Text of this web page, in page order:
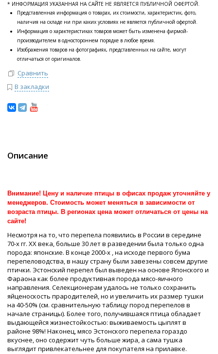
* ИНФОРМАЦИЯ УКАЗАННАЯ НА САЙТЕ НЕ ЯВЛЯЕТСЯ ПУБЛИЧНОЙ ОФЕРТОЙ.
Представленная информация о товарах, их стоимости, характеристик, фото,
наличия на складе ни при каких условиях не является публичной офертой.
Информация о характеристиках товаров может быть изменена фирмой-
производителем в одностороннем порядке в любое время.
Изображения товаров на фотографиях, представленных на сайте, могут
отличаться от оригиналов.
Сравнить
В закладки
Описание
Внимание! Цену и наличие птицы в офисах продаж уточняйте у
менеджеров. Стоимость может меняться в зависимости от
возраста птицы. В регионах цена может отличаться от цены на
сайте!
Несмотря на то, что перепела появились в России в середине
70-х гг. XX века, больше 30 лет в разведении была только одна
порода: японские. В конце 2000-х , на исходе первого бума
перепеловодства, в нашу страну были завезены совсем другие
птички. Эстонский перепел был выведен на основе Японского и
Фараона как более продуктивная порода мясо-яичного
направления. Селекционерам удалось не только сохранить
яйценоскость прародителей, но и увеличить их размер тушки
на 40-50% (см. сравнительную таблицу пород перепелов в
начале страницы). Более того, получившаяся птица обладает
выдающейся жизнестойкостью: выживаемость цыплят в
районе 98%! Наконец, мясо Эстонского перепела гораздо
вкуснее, оно содержит чуть больше жира, а сама тушка
выглядит привлекательнее для покупателя на прилавке.